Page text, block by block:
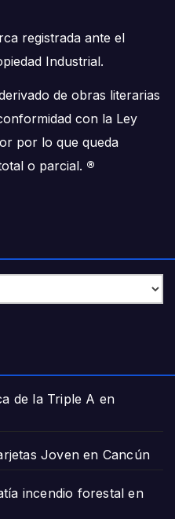
registrada ante el
Industrial.
de obras literarias
con la Ley
por lo que queda
o parcial. ®
de la Triple A en
Joven en Cancún
incendio forestal en